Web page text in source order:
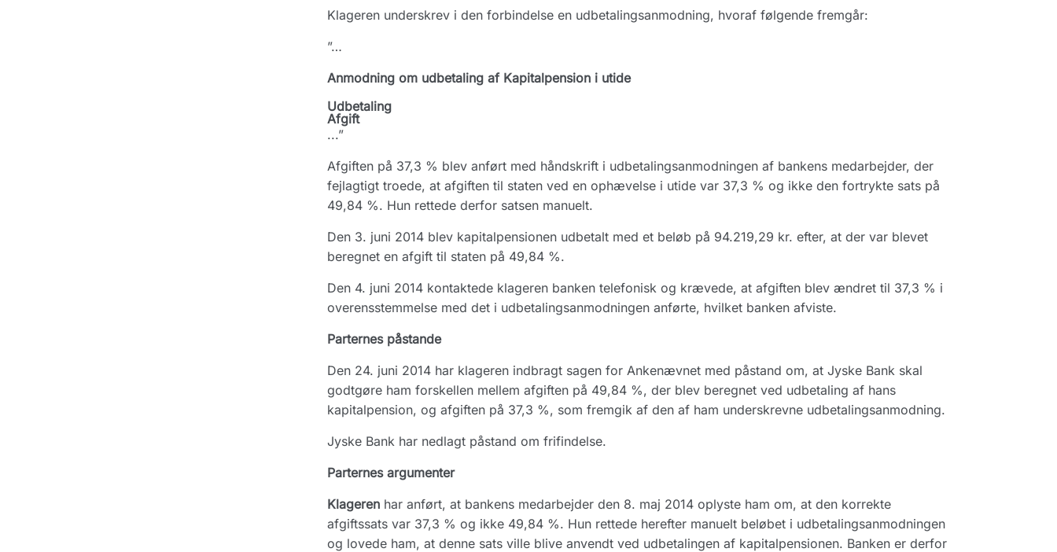
Klageren underskrev i den forbindelse en udbetalingsanmodning, hvoraf følgende fremgår:
”…
Anmodning om udbetaling af Kapitalpension i utide
Udbetaling
Afgift
...”
Afgiften på 37,3 % blev anført med håndskrift i udbetalingsanmodningen af bankens medarbejder, der
fejlagtigt troede, at afgiften til staten ved en ophævelse i utide var 37,3 % og ikke den fortrykte sats på
49,84 %. Hun rettede derfor satsen manuelt.
Den 3. juni 2014 blev kapitalpensionen udbetalt med et beløb på 94.219,29 kr. efter, at der var blevet
beregnet en afgift til staten på 49,84 %.
Den 4. juni 2014 kontaktede klageren banken telefonisk og krævede, at afgiften blev ændret til 37,3 % i
overensstemmelse med det i udbetalingsanmodningen anførte, hvilket banken afviste.
Parternes påstande
Den 24. juni 2014 har klageren indbragt sagen for Ankenævnet med påstand om, at Jyske Bank skal
godtgøre ham forskellen mellem afgiften på 49,84 %, der blev beregnet ved udbetaling af hans
kapitalpension, og afgiften på 37,3 %, som fremgik af den af ham underskrevne udbetalingsanmodning.
Jyske Bank har nedlagt påstand om frifindelse.
Parternes argumenter
Klagerenhar anført, at bankens medarbejder den 8. maj 2014 oplyste ham om, at den korrekte
afgiftssats var 37,3 % og ikke 49,84 %. Hun rettede herefter manuelt beløbet i udbetalingsanmodningen
og lovede ham, at denne sats ville blive anvendt ved udbetalingen af kapitalpensionen. Banken er derfor